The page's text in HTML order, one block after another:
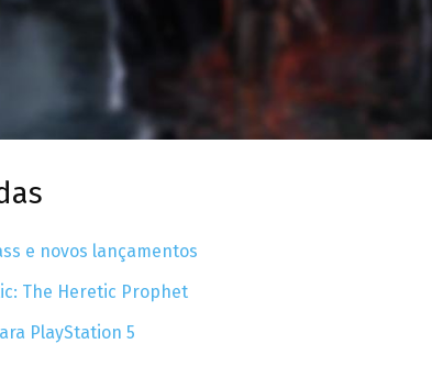
e novos lançamentos
The Heretic Prophet
PlayStation 5